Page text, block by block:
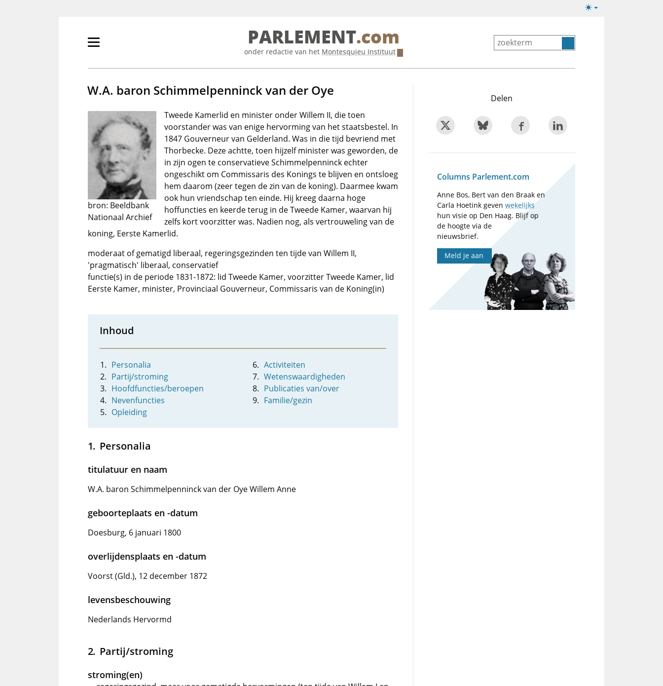
Lichte/donkere
Primair
tonen/verbergen
PARLEMENT.com
onder redactie van het Montesquieu Instituut
W.A. baron Schimmelpenninck van der Oye
bron: Beeldbank
Nationaal Archief
Tweede Kamerlid en minister onder Willem II, die toen
voorstander was van enige hervorming van het staatsbestel. In
1847 Gouverneur van Gelderland. Was in die tijd bevriend met
Thorbecke. Deze achtte, toen hijzelf minister was geworden, de
in zijn ogen te conservatieve Schimmelpenninck echter
ongeschikt om Commissaris des Konings te blijven en ontsloeg
hem daarom (zeer tegen de zin van de koning). Daarmee kwam
ook hun vriendschap ten einde. Hij kreeg daarna hoge
hoffuncties en keerde terug in de Tweede Kamer, waarvan hij
zelfs kort voorzitter was. Nadien nog, als vertrouweling van de
koning, Eerste Kamerlid.
moderaat of gematigd liberaal, regeringsgezinden ten tijde van Willem II,
'pragmatisch' liberaal, conservatief
functie(s) in de periode 1831-1872: lid Tweede Kamer, voorzitter Tweede Kamer, lid
Eerste Kamer, minister, Provinciaal Gouverneur, Commissaris van de Koning(in)
Inhoud
Personalia
Partij/stroming
Hoofdfuncties/beroepen
Nevenfuncties
Opleiding
Activiteiten
Wetenswaardigheden
Publicaties van/over
Familie/gezin
Personalia
titulatuur en naam
W.A. baron Schimmelpenninck van der Oye Willem Anne
geboorteplaats en -datum
Doesburg, 6 januari 1800
overlijdensplaats en -datum
Voorst (Gld.), 12 december 1872
levensbeschouwing
Nederlands Hervormd
Partij/stroming
stroming(en)
Delen
Columns Parlement.com
Anne Bos, Bert van den Braak en
Carla Hoetink gevenwekelijks
hun visie op Den Haag. Blijf op
de hoogte via de
nieuwsbrief.
Meld je aan